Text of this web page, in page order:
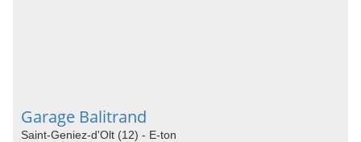
Garage Balitrand
Saint-Geniez-d'Olt (12) - E-ton